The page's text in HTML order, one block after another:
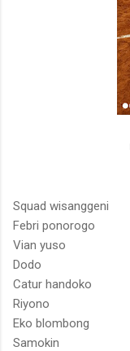
Squad wisanggeni
Febri ponorogo
Vian yuso
Dodo
Catur handoko
Riyono
Eko blombong
Samokin